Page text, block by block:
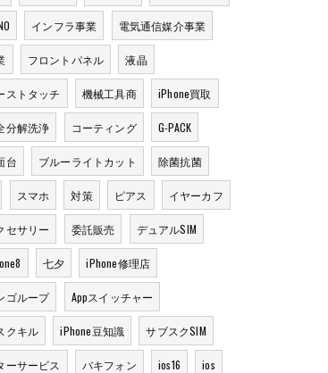
インフラ事業 電気通信媒介事業
フロントパネル 液晶
ストタッチ 機械工具商 iPhone買取
分解洗浄 コーティング G-PACK
台 ブルーライトカット 除菌抗菌
スマホ 対策 ピアス イヤーカフ
セサリー 委託販売 デュアルSIM
七夕 iPhone修理店
ゴループ Appスイッチャー
クキル iPhone豆知識 サブスクSIM
ーサービス バキフォン ios16 ios